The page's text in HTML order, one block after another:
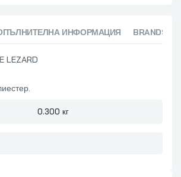
ИНФОРМАЦИЯ BRANDS (1)
LEZARD
0.300 кг